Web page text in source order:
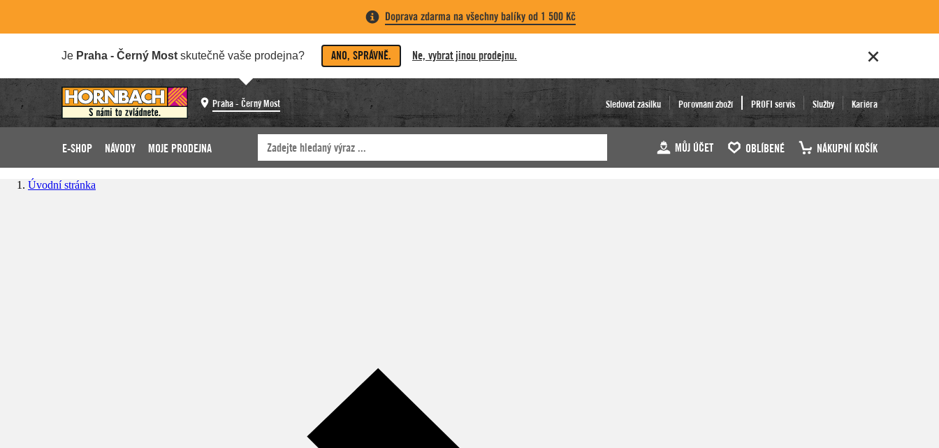
Doprava zdarma na všechny balíky od 1 500 Kč
Je Praha - Černý Most skutečně vaše prodejna? ANO, SPRÁVNĚ. Ne, vybrat jinou prodejnu.
Praha - Černý Most Sledovat zásilku Porovnání zboží PROFI servis Služby Kariéra
E-SHOP NÁVODY MOJE PRODEJNA MŮJ ÚČET OBLÍBENÉ NÁKUPNÍ KOŠÍK
Úvodní stránka